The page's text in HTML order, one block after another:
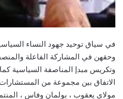
في سياق توحيد جهود النساء
وحقهن في المشاركة الفاعلة
الاتفاق بين مجموعة من
مولاي يعقوب ، بولمان وفاس ،